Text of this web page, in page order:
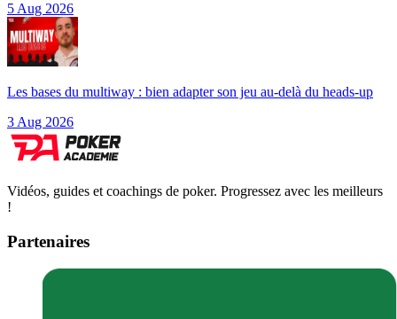
5 Aug 2026
Les bases du multiway : bien adapter son jeu au-delà du heads-up
3 Aug 2026
Vidéos, guides et coachings de poker. Progressez avec les meilleurs
!
Partenaires